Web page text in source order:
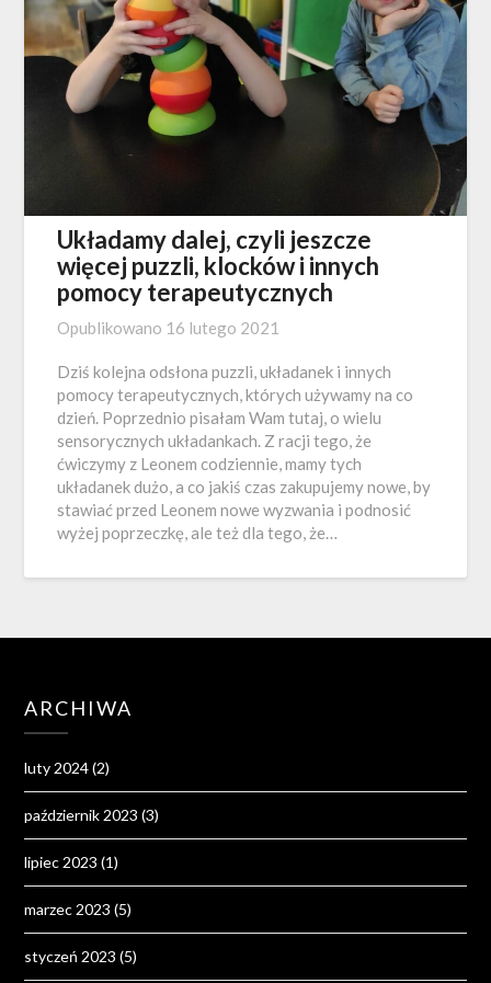
Układamy dalej, czyli jeszcze
więcej puzzli, klocków i innych
pomocy terapeutycznych
Opublikowano 16 lutego 2021
Dziś kolejna odsłona puzzli, układanek i innych
pomocy terapeutycznych, których używamy na co
dzień. Poprzednio pisałam Wam tutaj, o wielu
sensorycznych układankach. Z racji tego, że
ćwiczymy z Leonem codziennie, mamy tych
układanek dużo, a co jakiś czas zakupujemy nowe, by
stawiać przed Leonem nowe wyzwania i podnosić
wyżej poprzeczkę, ale też dla tego, że…
ARCHIWA
luty 2024(2)
październik 2023 (3)
lipiec 2023 (1)
marzec 2023 (5)
styczeń 2023 (5)